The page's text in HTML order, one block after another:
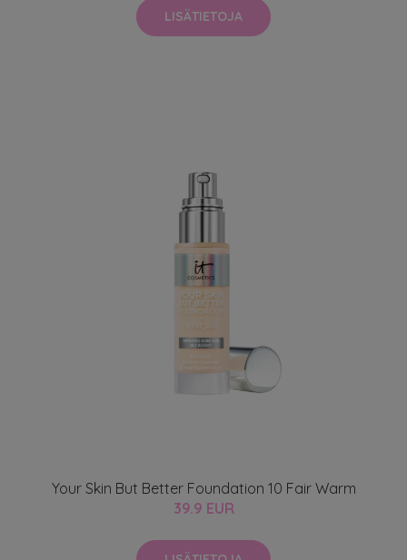
LISÄTIETOJA
Your Skin But Better Foundation 10 Fair Warm
39.9 EUR